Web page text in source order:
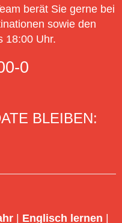
berät Sie gerne bei
sowie den
18:00 Uhr.
0
BLEIBEN:
Englisch lernen